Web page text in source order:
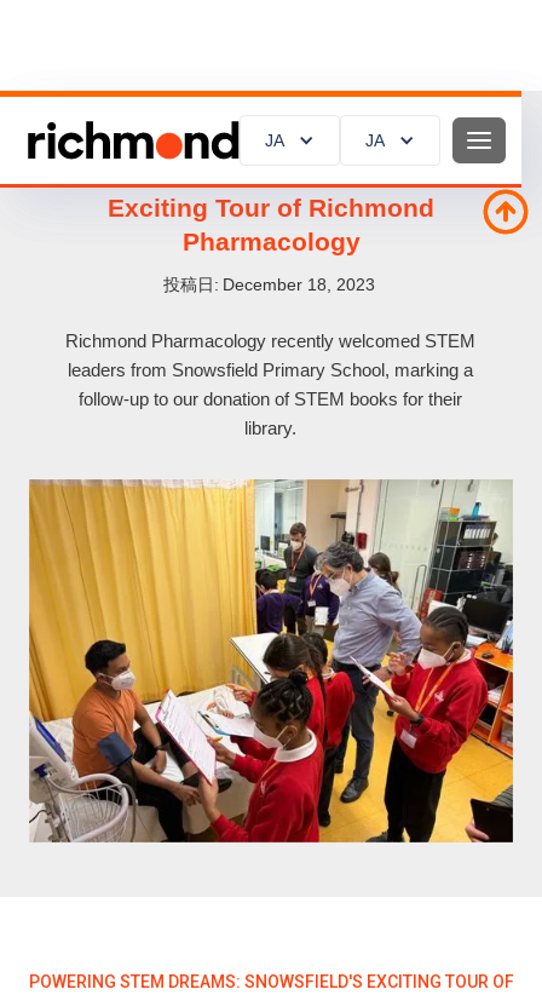
JA JA
JA JA
Exciting Tour of Richmond
Pharmacology
投稿日: December 18, 2023
Richmond Pharmacology recently welcomed STEM
leaders from Snowsfield Primary School, marking a
follow-up to our donation of STEM books for their
library.
POWERING STEM DREAMS: SNOWSFIELD'S EXCITING TOUR OF